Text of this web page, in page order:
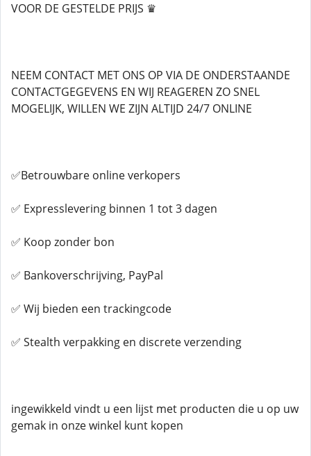
VOOR DE GESTELDE PRIJS ♛
NEEM CONTACT MET ONS OP VIA DE ONDERSTAANDE
CONTACTGEGEVENS EN WIJ REAGEREN ZO SNEL
MOGELIJK, WILLEN WE ZIJN ALTIJD 24/7 ONLINE
✅Betrouwbare online verkopers
✅ Expresslevering binnen 1 tot 3 dagen
✅ Koop zonder bon
✅ Bankoverschrijving, PayPal
✅ Wij bieden een trackingcode
✅ Stealth verpakking en discrete verzending
ingewikkeld vindt u een lijst met producten die u op uw
gemak in onze winkel kunt kopen